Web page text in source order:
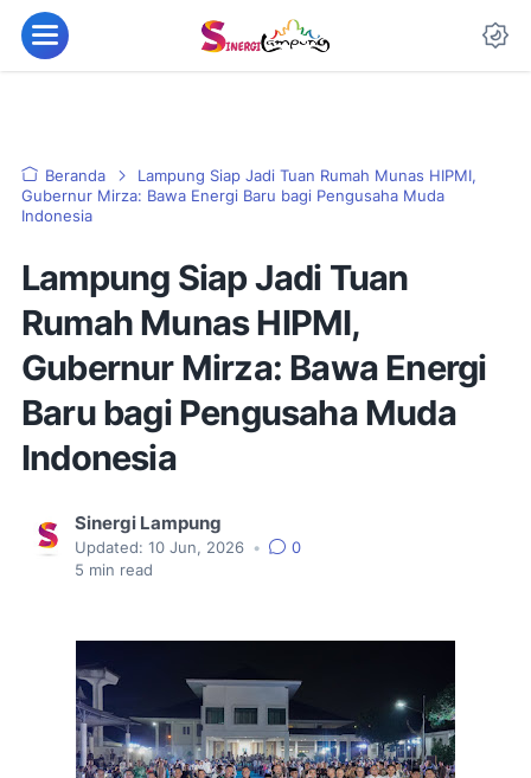
Beranda
Lampung Siap Jadi Tuan Rumah Munas HIPMI,
Gubernur Mirza: Bawa Energi Baru bagi Pengusaha Muda
Indonesia
Lampung Siap Jadi Tuan
Rumah Munas HIPMI,
Gubernur Mirza: Bawa Energi
Baru bagi Pengusaha Muda
Indonesia
Sinergi Lampung
Updated: 10 Jun, 2026 •
0
5 min read